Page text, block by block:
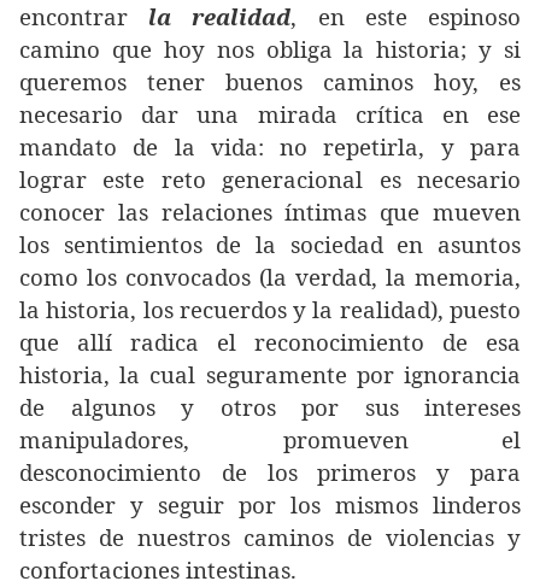
encontrar la realidad, en este espinoso
camino que hoy nos obliga la historia; y si
queremos tener buenos caminos hoy, es
necesario dar una mirada crítica en ese
mandato de la vida: no repetirla, y para
lograr este reto generacional es necesario
conocer las relaciones íntimas que mueven
los sentimientos de la sociedad en asuntos
como los convocados (la verdad, la memoria,
la historia, los recuerdos y la realidad), puesto
que allí radica el reconocimiento de esa
historia, la cual seguramente por ignorancia
de algunos y otros por sus intereses
manipuladores, promueven el
desconocimiento de los primeros y para
esconder y seguir por los mismos linderos
tristes de nuestros caminos de violencias y
confortaciones intestinas.